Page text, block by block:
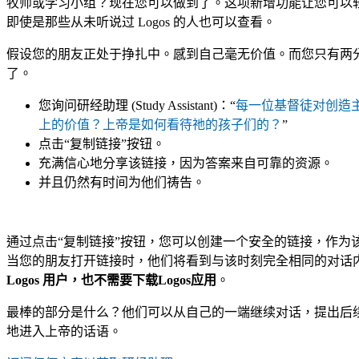
牧师或学习小组？现在您可以做到了。这项新增功能让您可以
即使是那些从未听说过 Logos 的人也可以查看。
假设您的朋友正处于挣扎中。感到自己毫无价值。而您只有两
了。
您询问研经助理 (Study Assistant)：“每一位基督徒对创造
上的价值？上帝是如何看待祂的孩子们的？ ”
点击“复制链接”按钮。
充满信心地分享该链接，因为答案来自可靠的资源。
并且仍然有时间为他们祷告。
通过点击“复制链接”按钮，您可以创建一个安全的链接，作为
当您的朋友打开链接时，他们将看到与该时刻完全相同的对话
Logos 用户，也不需要下载Logos应用 。
最棒的部分是什么？他们可以从自己的一端继续对话，提出后
地进入上帝的话语。